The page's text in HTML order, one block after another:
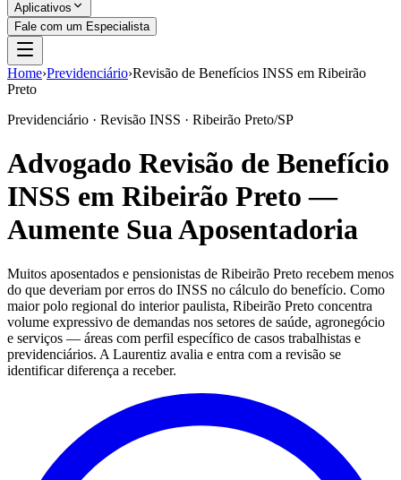
Aplicativos
Fale com um Especialista
Home›Previdenciário›Revisão de Benefícios INSS em Ribeirão
Preto
Previdenciário · Revisão INSS · Ribeirão Preto/SP
Advogado Revisão de Benefício
INSS em Ribeirão Preto —
Aumente Sua Aposentadoria
Muitos aposentados e pensionistas de Ribeirão Preto recebem menos
do que deveriam por erros do INSS no cálculo do benefício. Como
maior polo regional do interior paulista, Ribeirão Preto concentra
volume expressivo de demandas nos setores de saúde, agronegócio
e serviços — áreas com perfil específico de casos trabalhistas e
previdenciários. A Laurentiz avalia e entra com a revisão se
identificar diferença a receber.